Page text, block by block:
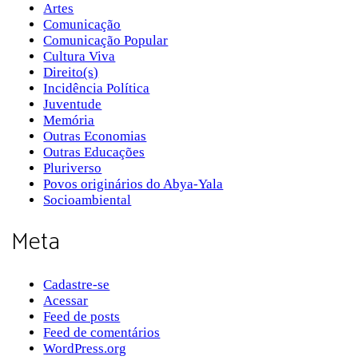
Artes
Comunicação
Comunicação Popular
Cultura Viva
Direito(s)
Incidência Política
Juventude
Memória
Outras Economias
Outras Educações
Pluriverso
Povos originários do Abya-Yala
Socioambiental
Meta
Cadastre-se
Acessar
Feed de posts
Feed de comentários
WordPress.org